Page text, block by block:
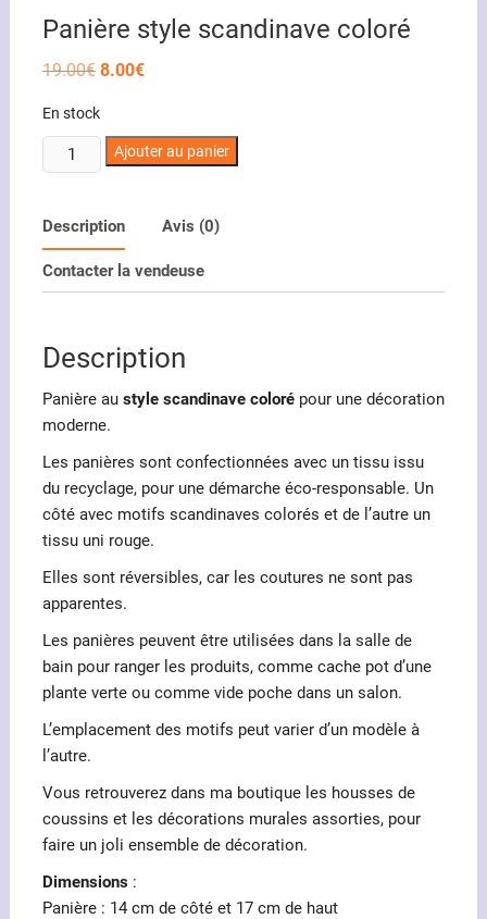
Panière style scandinave coloré
19.00€ Le
était :
19.00€.
8.00€Le
8.00€.
En stock
quantité
de
style
scandinave
coloré
Ajouter au panier
Description Avis (0)
Contacter la vendeuse
Description
Panière au style scandinave colorépour une décoration
moderne.
Les panières sont confectionnées avec un tissu issu
du recyclage, pour une démarche éco-responsable. Un
côté avec motifs scandinaves colorés et de l’autre un
tissu uni rouge.
Elles sont réversibles, car les coutures ne sont pas
apparentes.
Les panières peuvent être utilisées dans la salle de
bain pour ranger les produits, comme cache pot d’une
plante verte ou comme vide poche dans un salon.
L’emplacement des motifs peut varier d’un modèle à
l’autre.
Vous retrouverez dans ma boutique les housses de
coussins et les décorations murales assorties, pour
faire un joli ensemble de décoration.
Dimensions:
Panière : 14 cm de côté et 17 cm de haut